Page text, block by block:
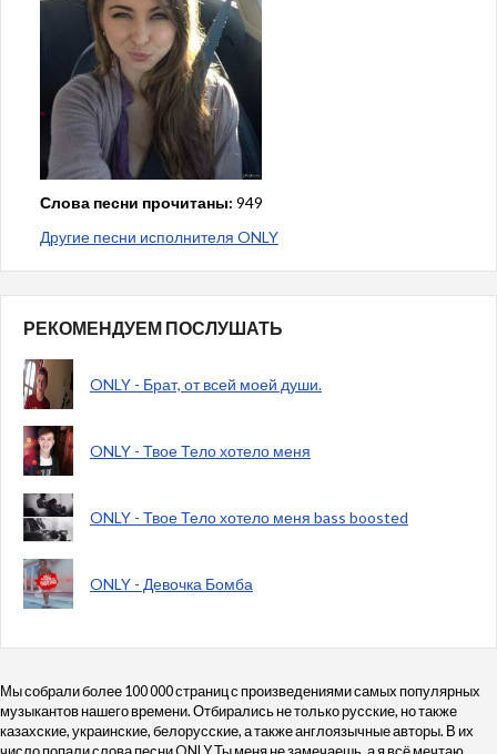
Слова песни прочитаны: 949
Другие песни исполнителя ONLY
РЕКОМЕНДУЕМ ПОСЛУШАТЬ
ONLY - Брат, от всей моей души.
ONLY - Твое Тело хотело меня
ONLY - Твое Тело хотело меня bass boosted
ONLY - Девочка Бомба
Мы собрали более 100 000 страниц с произведениями самых популярных
музыкантов нашего времени. Отбирались не только русские, но также
казахские, украинские, белорусские, а также англоязычные авторы. В их